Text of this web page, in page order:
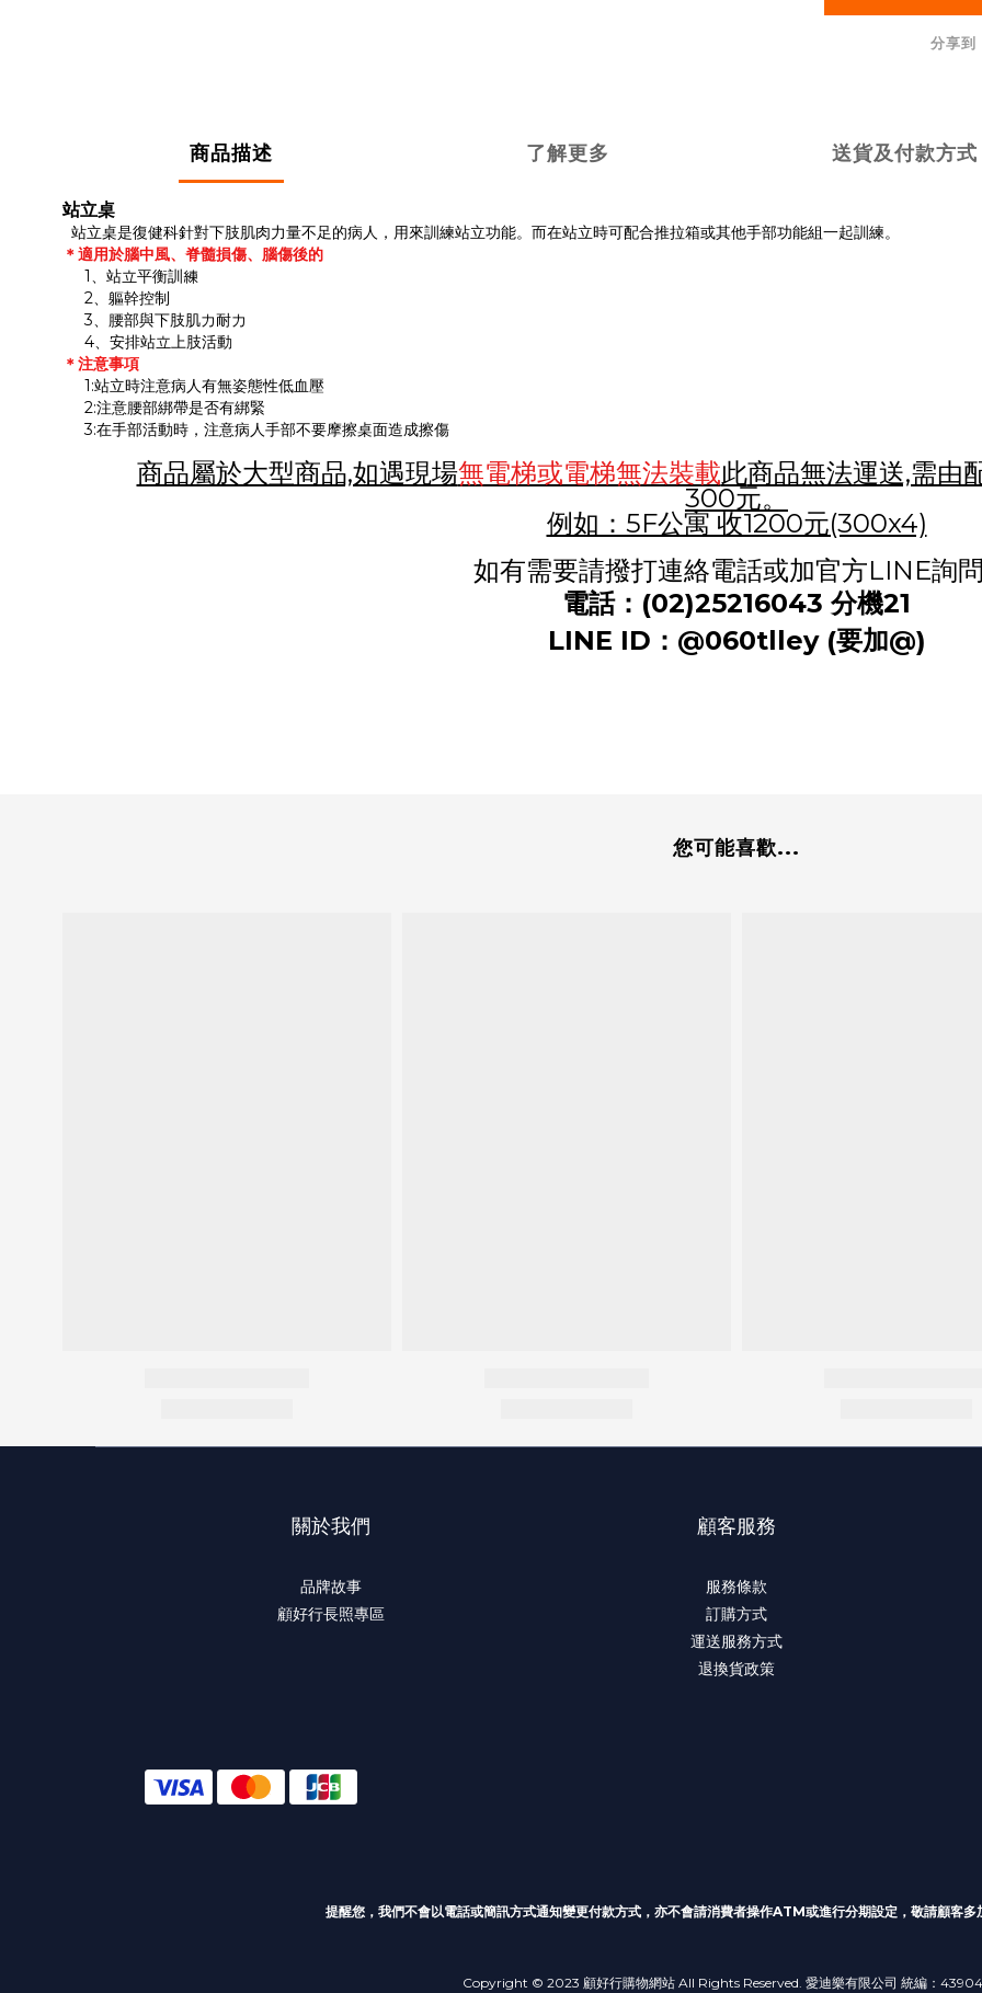
分享到
商品描述 了解更多 送貨及付款方式
站立桌
站立桌是復健科針對下肢肌肉力量不足的病人，用來訓練站立功能。而在站立時可配合推拉箱或其他手部功能組一起訓練。
＊適用於腦中風、脊髓損傷、腦傷後的
1、站立平衡訓練
2、軀幹控制
3、腰部與下肢肌力耐力
4、安排站立上肢活動
＊注意事項
1:站立時注意病人有無姿態性低血壓
2:注意腰部綁帶是否有綁緊
3:在手部活動時，注意病人手部不要摩擦桌面造成擦傷
商品屬於大型商品,如遇現場無電梯或電梯無法裝載此商品無法運送,需由
300元。
例如：5F公寓 收1200元(300x4)
如有需要請撥打連絡電話或加官方LINE詢
電話：(02)25216043 分機21
LINE ID：@060tlley (要加@)
您可能喜歡...
關於我們
品牌故事
顧好行長照專區
顧客服務
服務條款
訂購方式
運送服務方式
退換貨政策
提醒您，我們不會以電話或簡訊方式通知變更付款方式 ，亦不會請消費者操作ATM或進行分期設定，敬請顧客
Copyright © 2023 顧好行購物網站 All Rights Reserved. 愛迪樂有限公司 統編：